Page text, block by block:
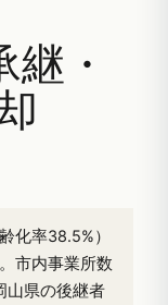
・
化率38.5%）
市内事業所数
山県の後継者